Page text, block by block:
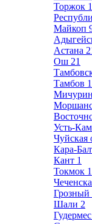
Торжок 1
Майкоп
Астана
Ош 21
Тамбов
Усть-
Чуйская
Кара-
Кант 1
Токмок 1
Грозный
Шали 2
Гудермес